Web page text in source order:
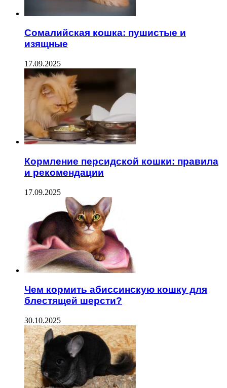
Сомалийская кошка: пушистые и
изящные
17.09.2025
Кормление персидской кошки: правила
и рекомендации
17.09.2025
Чем кормить абиссинскую кошку для
блестящей шерсти?
30.10.2025